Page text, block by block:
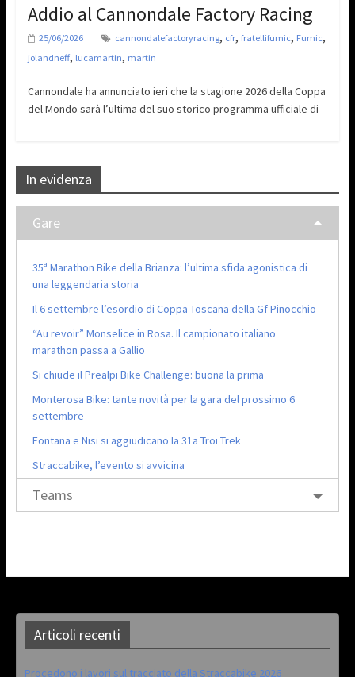
Addio al Cannondale Factory Racing
25/06/2026 cannondalefactoryracing, cfr, fratellifumic, Fumic,
jolandneff, lucamartin, martin
Cannondale ha annunciato ieri che la stagione 2026 della Coppa
del Mondo sarà l’ultima del suo storico programma ufficiale di
In evidenza
Gare
35ª Marathon Bike della Brianza: l’ultima sfida agonistica di
una leggendaria storia
Il 6 settembre l’esordio di Coppa Toscana della Gf Pinocchio
“Au revoir” Monselice in Rosa. Il campionato italiano
marathon passa a Gallio
Si chiude il Prealpi Bike Challenge: buona la prima
Monterosa Bike: tante novità per la gara del prossimo 6
settembre
Fontana e Nisi si aggiudicano la 31a Troi Trek
Straccabike, l’evento si avvicina
Teams
Articoli recenti
Procedono i lavori sul tracciato della Straccabike 2026